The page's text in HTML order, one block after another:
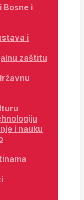
Bosne i
i
zaštitu
i nauku